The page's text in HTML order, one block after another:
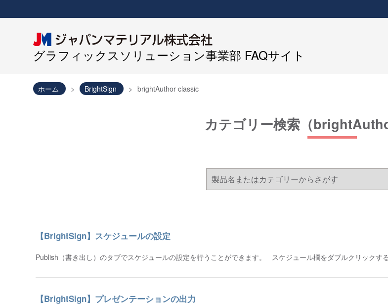
グラフィックスソリューション事業部 FAQサイト
ホーム BrightSign brightAuthor classic
カテゴリー検索（
【BrightSign】スケジュールの設定
Publish（書き出し）のタブでスケジュールの設定を行うことができます。 スケジュール欄をダブルクリック
【BrightSign】プレゼンテーションの出力